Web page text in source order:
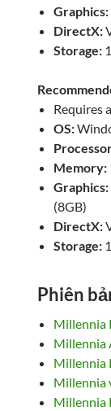
Graphics:
DirectX:
Storage:
Requires
OS:
Memory:
Graphics:
(8GB)
DirectX:
Storage:
Phiên
Millennia
Millennia
Millennia
Millennia
Millennia